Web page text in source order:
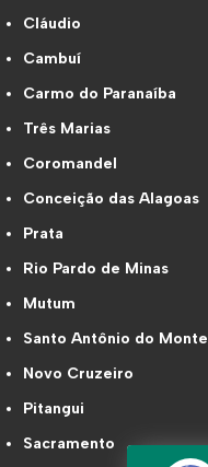
Cláudio
Cambuí
Carmo do Paranaíba
Três Marias
Coromandel
Conceição das Alagoas
Prata
Rio Pardo de Minas
Mutum
Santo Antônio do Monte
Novo Cruzeiro
Pitangui
Sacramento